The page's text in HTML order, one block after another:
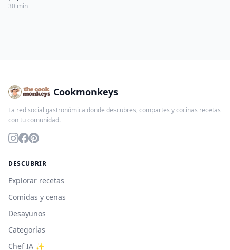
30 min
Cookmonkeys
La red social gastronómica donde descubres, compartes y cocinas recetas
con tu comunidad.
DESCUBRIR
Explorar recetas
Comidas y cenas
Desayunos
Categorías
Chef IA ✨